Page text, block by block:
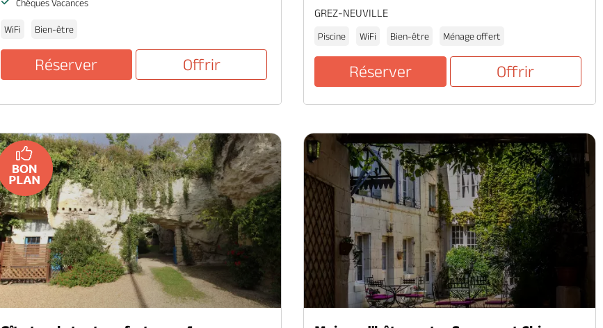
Chèques Vacances
WiFi Bien-être
Réserver Offrir
GREZ-NEUVILLE
Piscine WiFi Bien-être Ménage offert
Réserver Offrir